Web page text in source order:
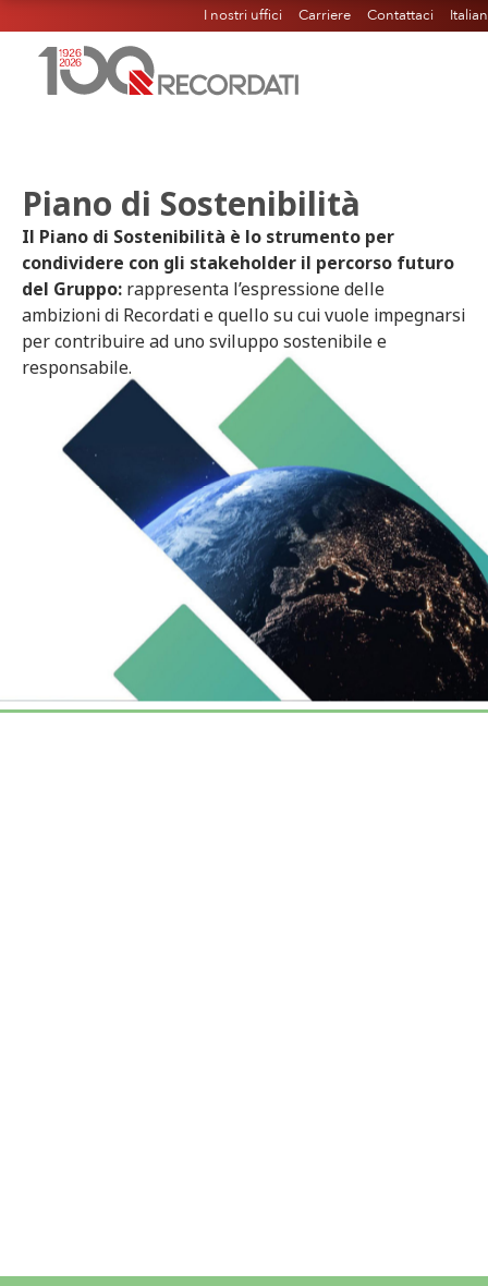
I nostri uffici Carriere Contattaci
Piano di Sostenibilità
Il Piano di Sostenibilità è lo strumento per
condividere con gli stakeholder il percorso futuro
del Gruppo: rappresenta l’espressione delle
ambizioni di Recordati e quello su cui vuole impegnarsi
per contribuire ad uno sviluppo sostenibile e
responsabile.